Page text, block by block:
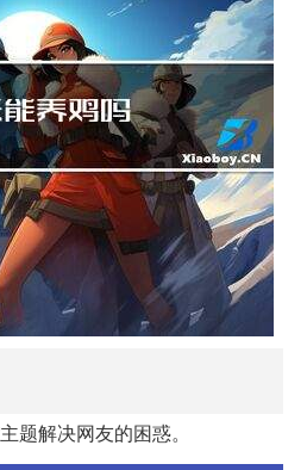
题解决网友的困惑。